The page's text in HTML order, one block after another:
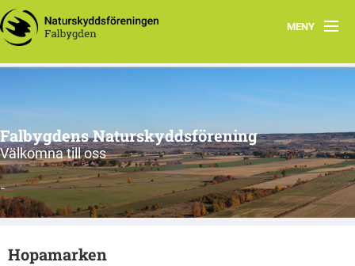
MENY
Program 2026
Styrelsen
Om oss
Fixa grejer – Falbygden
Falbygdens Naturskyddsförening
Välkomna till oss
Hopamarken